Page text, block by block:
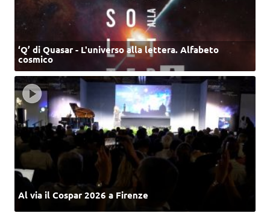
‘Q’ di Quasar - L'universo alla lettera. Alfabeto
cosmico
Al via il Cospar 2026 a Firenze